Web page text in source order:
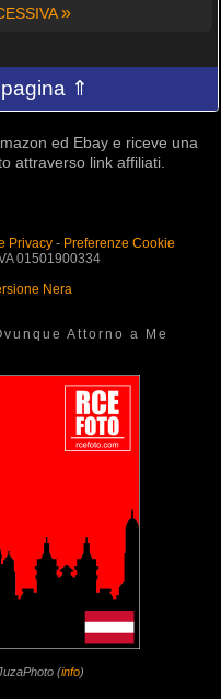
»
⇑
ed Ebay e riceve una
attraverso link affiliati.
Privacy- Preferenze Cookie
01501900334
Nera
Attorno a Me
(info)